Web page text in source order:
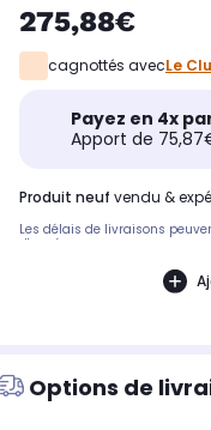
275,88€
cagnottés avecLe
Payez en 4x
Apport de
produit neuf vendu &
Les délais de livraisons
d'année.
Options de